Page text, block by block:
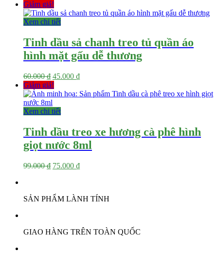
gốc
là:
60.000 ₫.
tại
Giảm giá!
Xem chi tiết
Tinh dầu sả chanh treo tủ quần áo
hình mặt gấu dễ thương
60.000₫ Giá
gốc
là:
45.000 ₫Giá
tại
Giảm giá!
Xem chi tiết
Tinh dầu treo xe hương cà phê hình
giọt nước 8ml
99.000₫ Giá
75.000 ₫Giá
75.000 ₫.
SẢN PHẨM LÀNH TÍNH
GIAO HÀNG TRÊN TOÀN QUỐC